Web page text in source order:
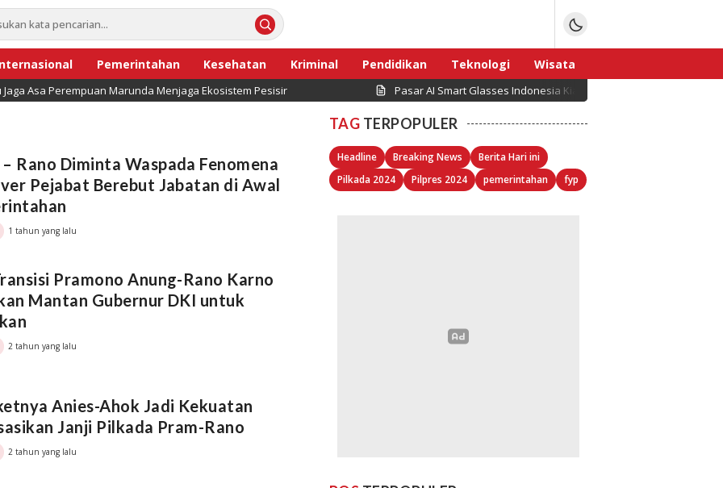
Pemerintahan Kesehatan Kriminal Pendidikan Teknologi
Wisata
Sport
Jaga Asa Perempuan Marunda Menjaga Ekosistem Pesisir Pasar AI Smart Glasses Indonesia Kian Berkembang, Denka
Rano Diminta Waspada Fenomena
Pejabat Berebut Jabatan di Awal
1 tahun yang lalu
Pramono Anung-Rano Karno
Mantan Gubernur DKI untuk
2 tahun yang lalu
Anies-Ahok Jadi Kekuatan
Janji Pilkada Pram-Rano
2 tahun yang lalu
TAG TERPOPULER
Headline Breaking News
Berita Hari ini
Pilkada 2024
Pilpres 2024 pemerintahan fyp